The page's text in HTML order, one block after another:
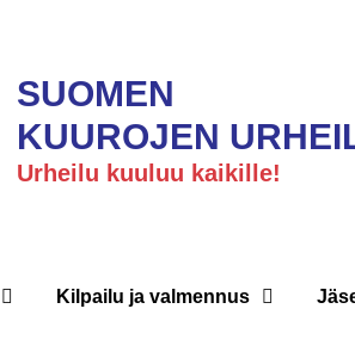
SUOMEN
KUUROJEN
Urheilu kuuluu kaikille!
Kilpailu ja valmennus